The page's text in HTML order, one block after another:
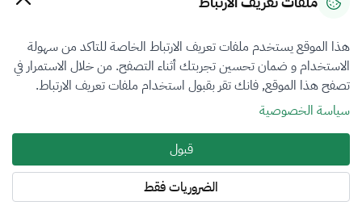
التصنيف
VFR2
فرع التقييم
هذا الموقع يستخدم ملفات تعريف الارتباط الخاصة للتاكد من سهولة
الاستخدام و ضمان تحسين تجربتك أثناء التصفح. من خلال الاستمرار في
تصفح هذا الموقع, فانك تقر بقبول استخدام ملفات تعريف الارتباط.
سياسة الخصوصية
قبول
الضروريات فقط